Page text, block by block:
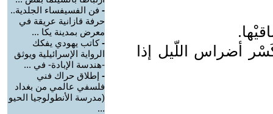
أضراس اللّيل إذا
- فن الفسيفساء الجلدية..
حرفة قازانية عريقة في
معرض بمدينة يكا ...
-كاتب يهودي يفكك
الرواية الإسرائيلية ويوثق
-هندسة الإبادة- في ...
- إطلاق حراك فني
فلسفي عالمي من بغداد
(مدرسة الأنطولوجيا الحيو
...